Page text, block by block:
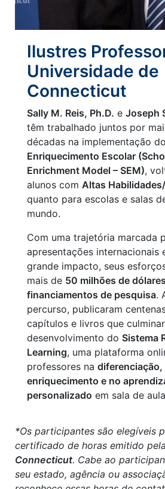
Ilustres
Universidade de
Connecticut
Sally M. Reis, Ph.D. e Joseph
têm trabalhado juntos por
décadas na implementação do
Enriquecimento Escolar
Enrichment Model – SEM),
alunos com Altas
quanto para escolas e salas
mundo.
Com uma trajetória marcada
apresentações internacionais
grande impacto, seus
mais de 50 milhões de
financiamentos de pesquisa.
percurso, publicaram
capítulos e livros que
desenvolvimento do Sistema
Learning, uma plataforma
professores na diferenciação,
enriquecimento e no
personalizado em sala de
*Os participantes são elegíveis
certificado de horas emitido pela
Connecticut. Cabe ao
seu estado, agência ou